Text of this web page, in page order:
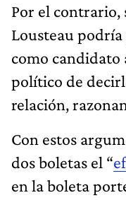
Por el contrario,
Lousteau
como candidato
político de
relación,
Con estos
dos boletas el “
en la boleta